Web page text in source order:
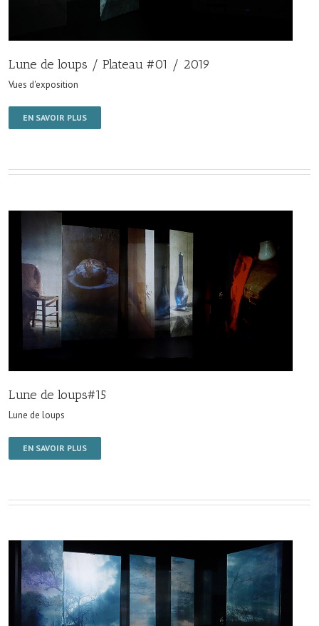
Lune de loups / Plateau #01 / 2019
Vues d'exposition
EN SAVOIR PLUS
Lune de loups#15
Lune de loups
EN SAVOIR PLUS